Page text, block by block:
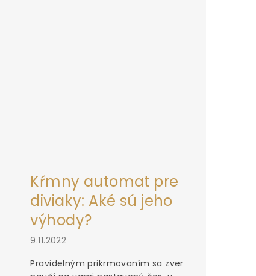
Kŕmny automat pre
diviaky: Aké sú jeho
výhody?
9.11.2022
Pravidelným prikrmovaním sa zver